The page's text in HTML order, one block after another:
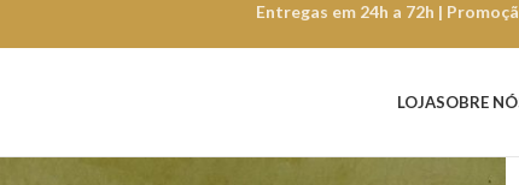
Entregas em 24h a 72h |
LOJASOBRE